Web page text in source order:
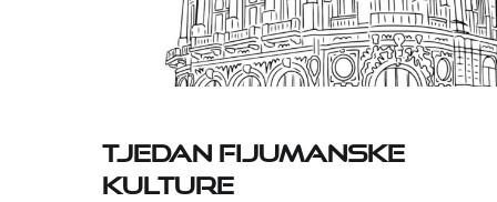
Tjedan fijumanske
kulture